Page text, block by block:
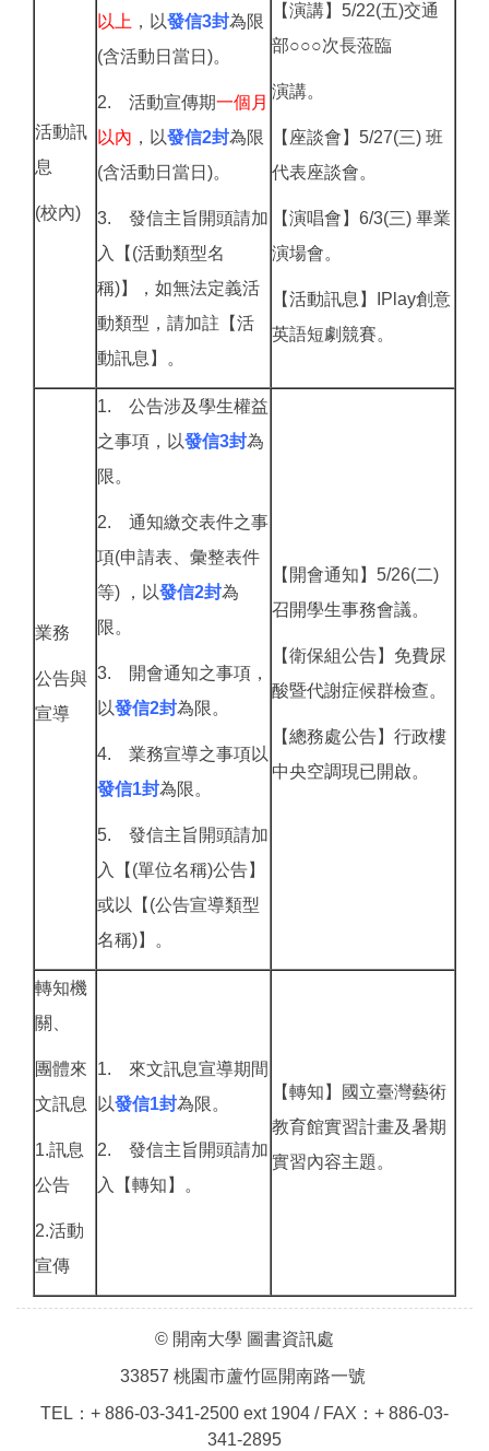
活動訊
息
(校內)
以上 ，以發信3封為限
(含活動日當日)。
2. 活動宣傳期一個月
以內 ，以發信2封為限
(含活動日當日)。
3. 發信主旨開頭請加
入【(活動類型名
稱)】，如無法定義活
動類型，請加註【活
動訊息】。
【演講】5/22(五)交通
部○○○次長蒞臨
演講。
【座談會】5/27(三) 班
代表座談會。
【演唱會】6/3(三) 畢業
演場會。
【活動訊息】 IPlay創意
英語短劇競賽。
業務
公告與
宣導
1. 公告涉及學生權益
之事項，以發信3封為
限。
2. 通知繳交表件之事
項(申請表、彙整表件
等) ，以發信2封為
限。
3. 開會通知之事項，
以發信2封為限。
4. 業務宣導之事項以
發信1封為限。
5. 發信主旨開頭請加
入【(單位名稱)公告】
或以【(公告宣導類型
名稱)】。
【開會通知】5/26(二)
召開學生事務會議。
【衛保組公告】免費尿
酸暨代謝症候群檢查。
【總務處公告】行政樓
中央空調現已開啟。
轉知機
關、
團體來
文訊息
1.訊息
公告
2.活動
宣傳
1. 來文訊息宣導期間
以發信1封為限。
2. 發信主旨開頭請加
入【轉知】。
【轉知】國立臺灣藝術
教育館實習計畫及暑期
實習內容主題。
© 開南大學 圖書資訊處
33857 桃園市蘆竹區開南路一號
TEL：+ 886-03-341-2500 ext 1904 / FAX：+ 886-03-
341-2895